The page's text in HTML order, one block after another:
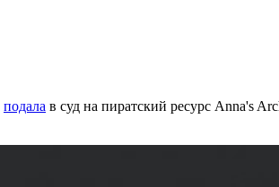
подала в суд на пиратский ресурс Anna's